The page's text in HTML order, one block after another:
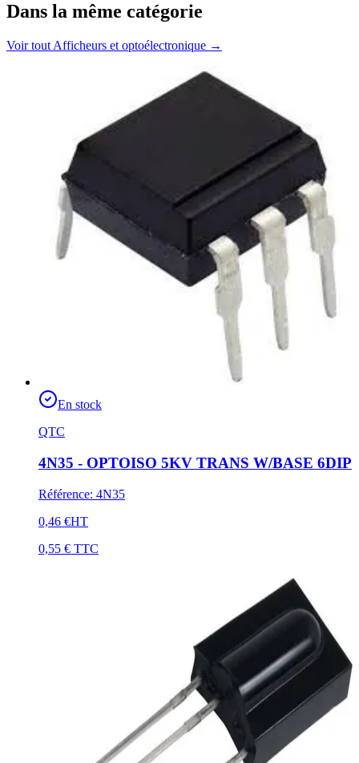
Dans la même catégorie
Voir tout Afficheurs et optoélectronique →
En stock
QTC
4N35 - OPTOISO 5KV TRANS W/BASE 6DIP
Référence: 4N35
0,46 €HT
0,55 € TTC